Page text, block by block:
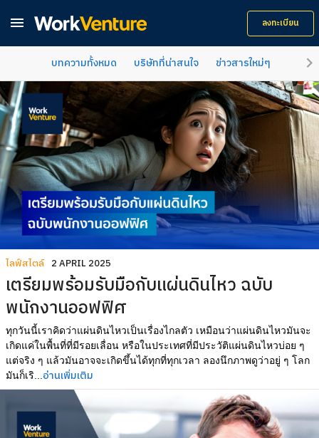
 ลงทะเบียน
keyboard_arrow_right
บทความทั้งหมด บริษัทที่น่าสนใจ ข่าวสารใหม่ๆ คำแ
ไลฟ์สไตล์ 2 APRIL 2025
เตรียมพร้อมรับมือกับแผ่นดินไหว ฉบับ
พนักงานออฟฟิศ
ทุกวันนี้เราคิดว่าแผ่นดินไหวเป็นเรื่องไกลตัว เหมือนว่าแผ่นดินไหวมันจะ
เกิดแค่ในพื้นที่ที่มีรอยเลื่อน หรือในประเทศที่มีประวัติแผ่นดินไหวบ่อย ๆ
แต่จริง ๆ แล้วมันอาจจะเกิดขึ้นได้ทุกที่ทุกเวลา ลองนึกภาพดูว่าอยู่ ๆ โลก
มันก็เริ... อ่านเพิ่มเติม